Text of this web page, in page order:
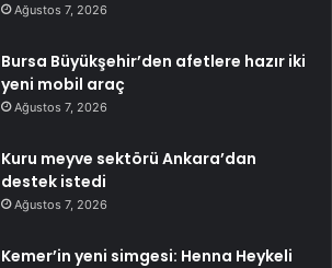
Ağustos 7, 2026
Bursa Büyükşehir’den afetlere hazır iki
yeni mobil araç
Ağustos 7, 2026
Kuru meyve sektörü Ankara’dan
destek istedi
Ağustos 7, 2026
Kemer’in yeni simgesi: Henna Heykeli